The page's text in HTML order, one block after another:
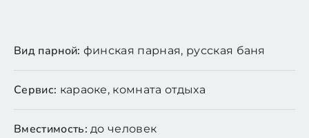
Вид парной: финская парная, русская баня
Сервис: караоке, комната отдыха
Вместимость: до человек